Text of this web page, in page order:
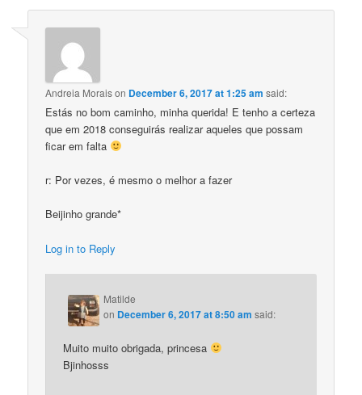
Andreia Moraison December 6, 2017 at 1:25 am said:
Estás no bom caminho, minha querida! E tenho a certeza
que em 2018 conseguirás realizar aqueles que possam
ficar em falta
r: Por vezes, é mesmo o melhor a fazer
Beijinho grande*
Log in to Reply
Matilde
on December 6, 2017 at 8:50 am said:
Muito muito obrigada, princesa
Bjinhosss